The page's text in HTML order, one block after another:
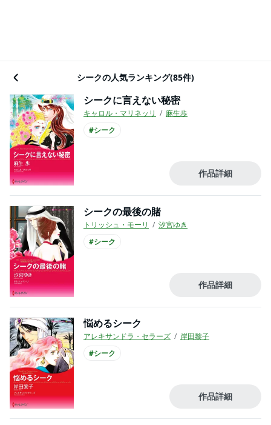
シークの人気ランキング(85件)
シークに言えない秘密
キャロル・マリネッリ
麻生歩
#シーク
作品詳細
シークの最後の賭
トリッシュ・モーリ
汐宮ゆき
#シーク
作品詳細
悩めるシーク
アレキサンドラ・セラーズ
岸田黎子
#シーク
作品詳細